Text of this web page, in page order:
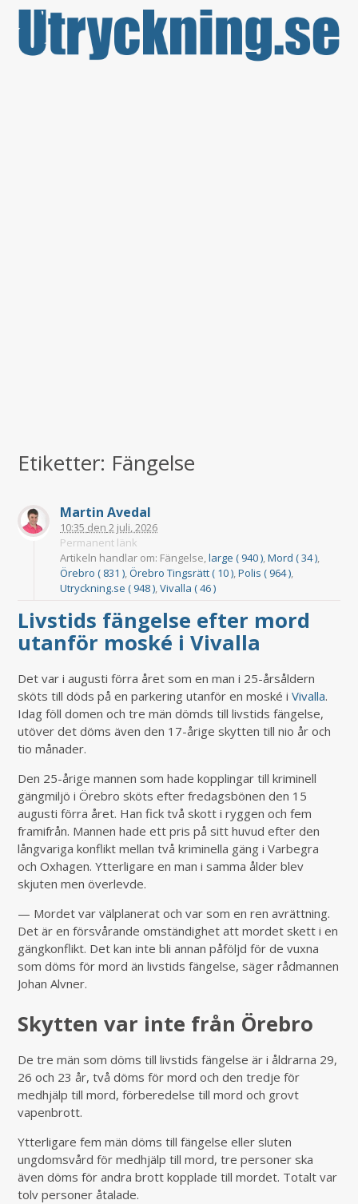
Etiketter: Fängelse
Martin Avedal
10:35 den 2 juli, 2026
Permanent länk
Artikeln handlar om: Fängelse,large ( 940 ),Mord ( 34 ),
Örebro ( 831 ),Örebro Tingsrätt ( 10 ),Polis ( 964 ),
Utryckning.se ( 948 ),Vivalla ( 46 )
Livstids fängelse efter mord
utanför moské i Vivalla
Det var i augusti förra året som en man i 25-årsåldern
sköts till döds på en parkering utanför en moské iVivalla.
Idag föll domen och tre män dömds till livstids fängelse,
utöver det döms även den 17-årige skytten till nio år och
tio månader.
Den 25-årige mannen som hade kopplingar till kriminell
gängmiljö i Örebro sköts efter fredagsbönen den 15
augusti förra året. Han fick två skott i ryggen och fem
framifrån. Mannen hade ett pris på sitt huvud efter den
långvariga konflikt mellan två kriminella gäng i Varbegra
och Oxhagen. Ytterligare en man i samma ålder blev
skjuten men överlevde.
— Mordet var välplanerat och var som en ren avrättning.
Det är en försvårande omständighet att mordet skett i en
gängkonflikt. Det kan inte bli annan påföljd för de vuxna
som döms för mord än livstids fängelse, säger rådmannen
Johan Alvner.
Skytten var inte från Örebro
De tre män som döms till livstids fängelse är i åldrarna 29,
26 och 23 år, två döms för mord och den tredje för
medhjälp till mord, förberedelse till mord och grovt
vapenbrott.
Ytterligare fem män döms till fängelse eller sluten
ungdomsvård för medhjälp till mord, tre personer ska
även döms för andra brott kopplade till mordet. Totalt var
tolv personer åtalade.